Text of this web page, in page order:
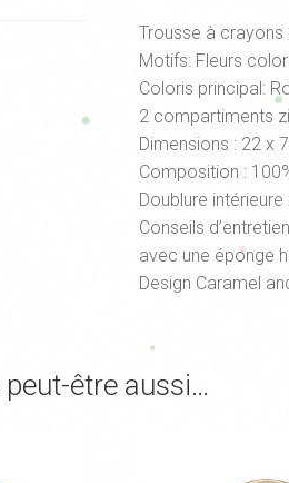
Trousse à crayons
Motifs: Fleurs
Coloris principal:
2 compartiments
Dimensions : 22 x
Composition :
Doublure
Conseils
avec une éponge
Design Caramel
être aussi…